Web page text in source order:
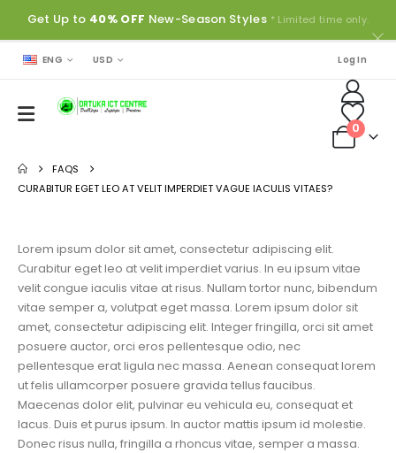
Get Up to 40% OFF New-Season Styles * Limited time only.
ENG USD Log In
0
FAQS
CURABITUR EGET LEO AT VELIT IMPERDIET VAGUE IACULIS VITAES?
Lorem ipsum dolor sit amet, consectetur adipiscing elit.
Curabitur eget leo at velit imperdiet varius. In eu ipsum vitae
velit congue iaculis vitae at risus. Nullam tortor nunc, bibendum
vitae semper a, volutpat eget massa. Lorem ipsum dolor sit
amet, consectetur adipiscing elit. Integer fringilla, orci sit amet
posuere auctor, orci eros pellentesque odio, nec
pellentesque erat ligula nec massa. Aenean consequat lorem
ut felis ullamcorper posuere gravida tellus faucibus.
Maecenas dolor elit, pulvinar eu vehicula eu, consequat et
lacus. Duis et purus ipsum. In auctor mattis ipsum id molestie.
Donec risus nulla, fringilla a rhoncus vitae, semper a massa.